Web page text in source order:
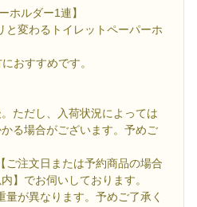
ホルダー1連】
と変わるトイレットペーパーホ
おすすめです。
ただし、入荷状況によっては
る場合がございます。予めご
注文日または予約商品の場合
】でお伺いしております。
が異なります。予めご了承く